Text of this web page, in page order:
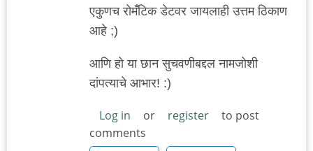
एकुणच रोमँटिक डेटवर जायलाही उत्तम ठिकाण
आहे ;)
आणि हो या छान सुचवणीबद्दल नामजोशी
दांपत्याचे आभार! :)
Log in or register
to post
comments